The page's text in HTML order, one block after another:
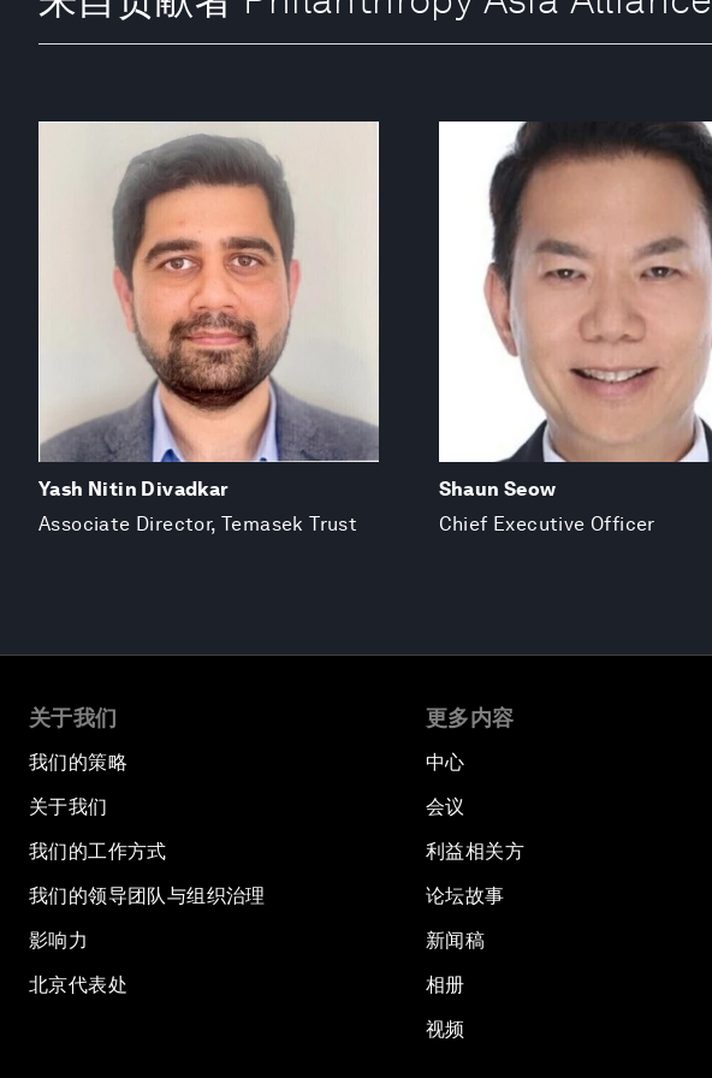
Yash Nitin Divadkar
Associate Director, Temasek Trust
Shaun Seow
Chief Executive Officer
关于我们
我们的策略
关于我们
我们的工作方式
我们的领导团队与组织治理
影响力
北京代表处
更多内容
中心
会议
利益相关方
论坛故事
新闻稿
相册
视频